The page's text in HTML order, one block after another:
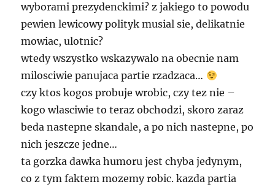
wyborami prezydenckimi? z jakiego to powodu
pewien lewicowy polityk musial sie, delikatnie
mowiac, ulotnic?
wtedy wszystko wskazywalo na obecnie nam
milosciwie panujaca partie rzadzaca…
czy ktos kogos probuje wrobic, czy tez nie –
kogo wlasciwie to teraz obchodzi, skoro zaraz
beda nastepne skandale, a po nich nastepne, po
nich jeszcze jedne…
ta gorzka dawka humoru jest chyba jedynym,
co z tym faktem mozemy robic. kazda partia